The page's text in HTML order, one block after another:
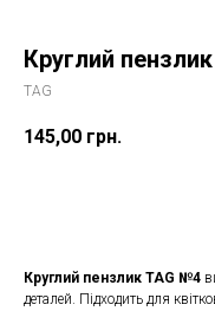
Круглий
TAG
145,00 грн.
Круглий пензлик TAG №4
деталей. Підходить для